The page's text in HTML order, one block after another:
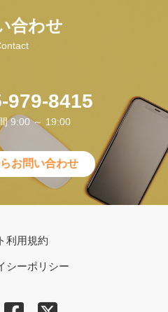
合わせ
979-8415
9:00 ～ 19:00
お問い合わせ
利用規約
シーポリシー